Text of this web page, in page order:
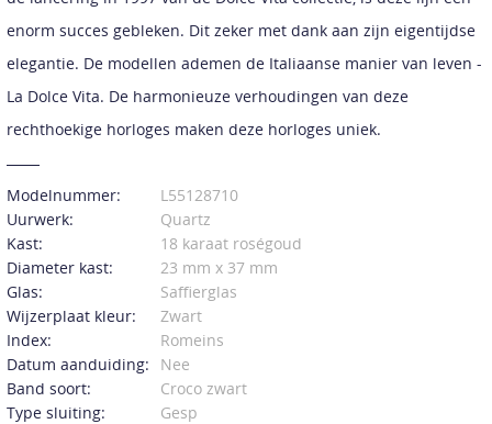
enorm succes gebleken. Dit zeker met dank aan zijn eigentijdse
elegantie. De modellen ademen de Italiaanse manier van leven -
La Dolce Vita. De harmonieuze verhoudingen van deze
rechthoekige horloges maken deze horloges uniek.
Modelnummer:
L55128710
Uurwerk:
Quartz
Kast:
18 karaat roségoud
Diameter kast:
23 mm x 37 mm
Glas:
Saffierglas
Wijzerplaat kleur:
Zwart
Index:
Romeins
Datum aanduiding:
Nee
Band soort:
Croco zwart
Type sluiting:
Gesp